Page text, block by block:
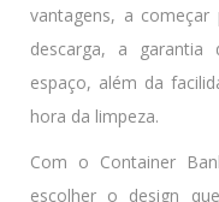
vantagens, a
descarga, a
espaço, além da
hora da limpeza.
Com o Container
escolher o design